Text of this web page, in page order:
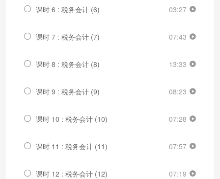
课时 6 : 税务会计 (6) 03:27
课时 7 : 税务会计 (7) 07:43
课时 8 : 税务会计 (8) 13:33
课时 9 : 税务会计 (9) 08:23
课时 10 : 税务会计 (10) 07:28
课时 11 : 税务会计 (11) 07:57
课时 12 : 税务会计 (12) 07:19